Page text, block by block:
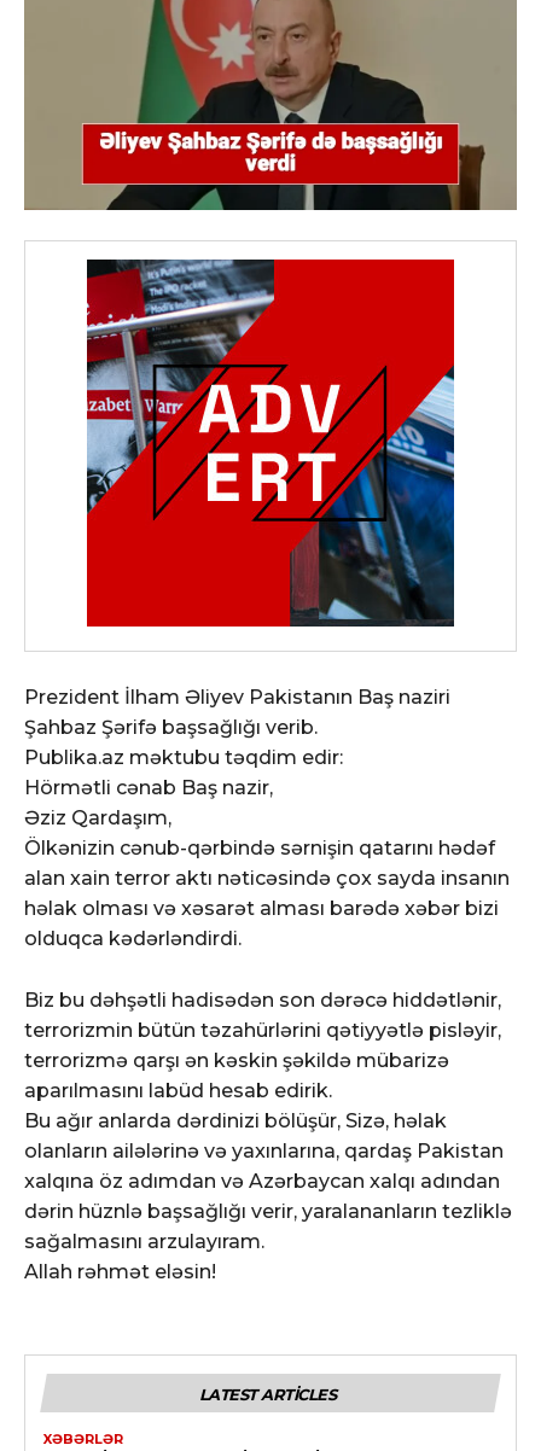
Prezident İlham Əliyev Pakistanın Baş naziri
Şahbaz Şərifə başsağlığı verib.
Publika.az məktubu təqdim edir:
Hörmətli cənab Baş nazir,
Əziz Qardaşım,
Ölkənizin cənub-qərbində sərnişin qatarını hədəf
alan xain terror aktı nəticəsində çox sayda insanın
həlak olması və xəsarət alması barədə xəbər bizi
olduqca kədərləndirdi.
Biz bu dəhşətli hadisədən son dərəcə hiddətlənir,
terrorizmin bütün təzahürlərini qətiyyətlə pisləyir,
terrorizmə qarşı ən kəskin şəkildə mübarizə
aparılmasını labüd hesab edirik.
Bu ağır anlarda dərdinizi bölüşür, Sizə, həlak
olanların ailələrinə və yaxınlarına, qardaş Pakistan
xalqına öz adımdan və Azərbaycan xalqı adından
dərin hüznlə başsağlığı verir, yaralananların tezliklə
sağalmasını arzulayıram.
Allah rəhmət eləsin!
LATEST ARTICLES
XƏBƏRLƏR